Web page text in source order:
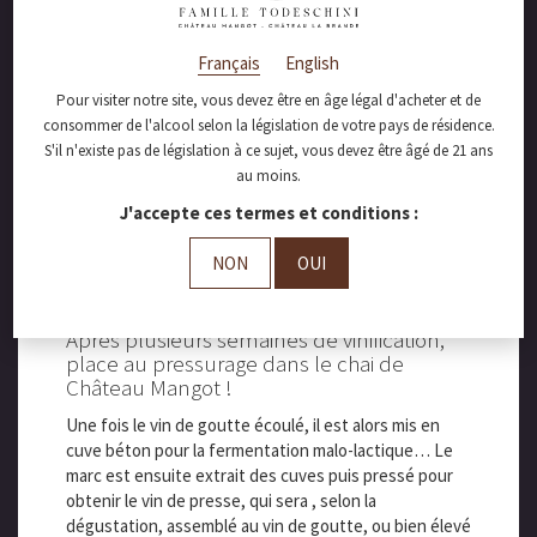
octobre 25, 2017
Journée pressurage
au Château Mangot !
Après plusieurs semaines de vinification,
place au pressurage dans le chai de
Château Mangot !
Une fois le vin de goutte écoulé, il est alors mis en
cuve béton pour la fermentation malo-lactique… Le
marc est ensuite extrait des cuves puis pressé pour
obtenir le vin de presse, qui sera , selon la
dégustation, assemblé au vin de goutte, ou bien élevé
Français English
Pour visiter notre site, vous devez être en âge légal d'acheter et de
consommer de l'alcool selon la législation de votre pays de résidence.
S'il n'existe pas de législation à ce sujet, vous devez être âgé de 21 ans
au moins.
J'accepte ces termes et conditions :
NON OUI